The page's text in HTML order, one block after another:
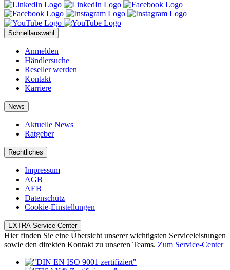
Schnellauswahl
Anmelden
Händlersuche
Reseller werden
Kontakt
Karriere
News
Aktuelle News
Ratgeber
Rechtliches
Impressum
AGB
AEB
Datenschutz
Cookie-Einstellungen
EXTRA Service-Center
Hier finden Sie eine Übersicht unserer wichtigsten Serviceleistungen
sowie den direkten Kontakt zu unseren Teams. Zum Service-Center